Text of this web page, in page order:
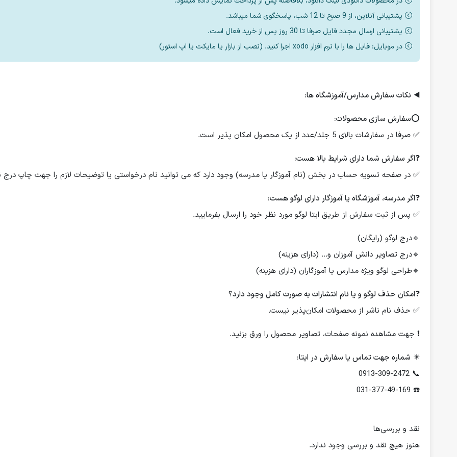
پشتیبانی آنلاین، از 9 صبح تا 12 شب، پاسخگوی شما میباشد.
پشتیبانی ارسال مجدد فایل صرفا تا 30 روز پس از خرید فعال است.
در موبایل: فایل ها را با نرم افزار xodo اجرا کنید. (نصب از بازار یا مایکت یا اپ استور)
◀️ نکات سفارش مدارس/آموزشگاه ها:
⭕️سفارش سازی محصولات:
✅ صرفا در سفارشات بالای 5 جلد/عدد از یک محصول امکان پذیر است.
❓اگر سفارش شما دارای شرایط بالا هست:
✅ در صفحه تسویه حساب در بخش (نام آموزگار یا مدرسه) وجود دارد که می توانید نام درخواستی یا توضیحات لازم را جهت چاپ درج
❓اگر مدرسه، آموزشگاه یا آموزگار دارای لوگو هست:
✅ پس از ثبت سفارش از طریق ایتا لوگو مورد نظر خود را ارسال بفرمایید.
🔹درج لوگو (رایگان)
🔹درج تصاویر دانش آموزان و... (دارای هزینه)
🔹طراحی لوگو ویژه مدارس یا آموزگاران (دارای هزینه)
❓امکان حذف لوگو و یا نام انتشارات به صورت کامل وجود دارد؟
✅ حذف نام ناشر از محصولات امکان‌پذیر نیست.
❗️ جهت مشاهده نمونه صفحات، تصاویر محصول را ورق بزنید.
✴️ شماره جهت تماس یا سفارش در ایتا:
📞 0913-309-2472
☎️ 031-377-49-169
نقد و بررسی‌ها
هنوز هیچ نقد و بررسی وجود ندارد.